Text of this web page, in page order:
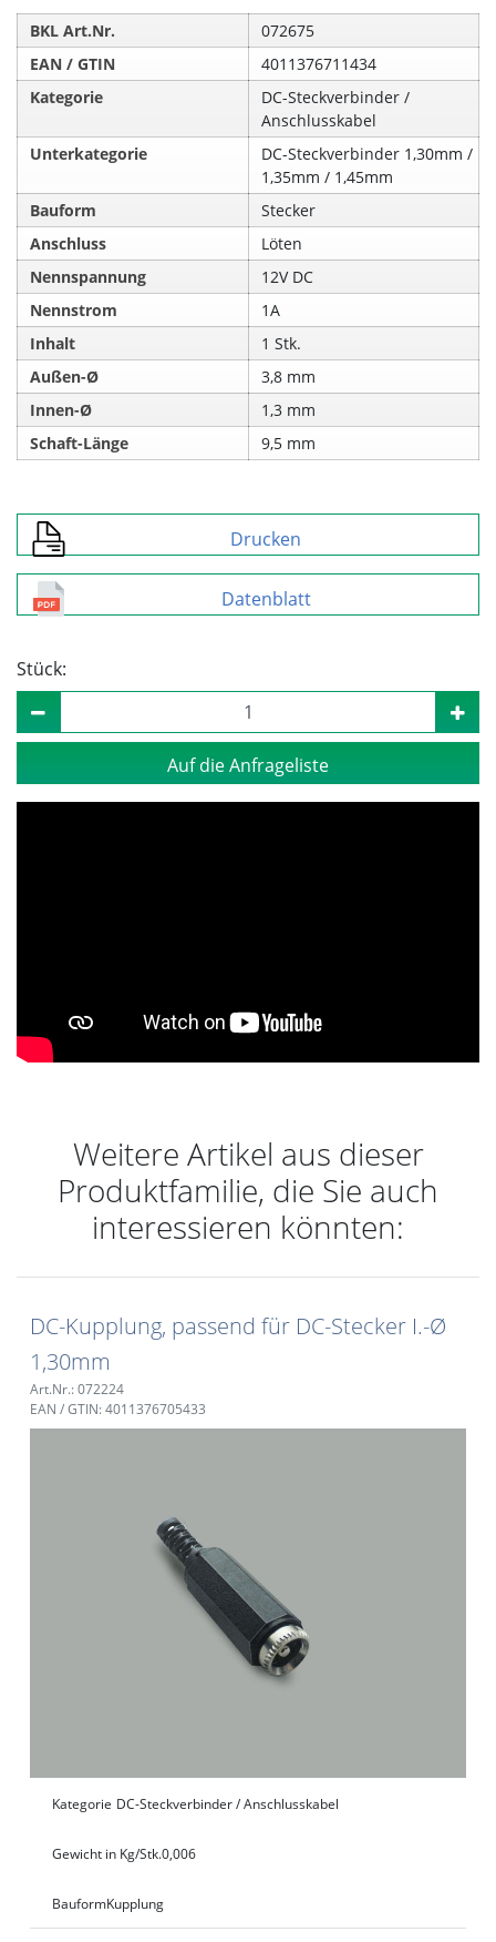
BKL Art.Nr.
072675
EAN / GTIN
4011376711434
Kategorie
DC-Steckverbinder /
Anschlusskabel
Unterkategorie
DC-Steckverbinder 1,30mm /
1,35mm / 1,45mm
Bauform
Stecker
Anschluss
Löten
Nennspannung
12V DC
Nennstrom
1A
Inhalt
1 Stk.
Außen-Ø
3,8 mm
Innen-Ø
1,3 mm
Schaft-Länge
9,5 mm
Drucken
Datenblatt
Stück:
Auf die Anfrageliste
Weitere Artikel aus dieser
Produktfamilie, die Sie auch
interessieren könnten:
DC-Kupplung, passend für DC-Stecker I.-Ø
1,30mm
Art.Nr.: 072224
EAN / GTIN: 4011376705433
Kategorie DC-Steckverbinder / Anschlusskabel
Gewicht in Kg/Stk.0,006
BauformKupplung